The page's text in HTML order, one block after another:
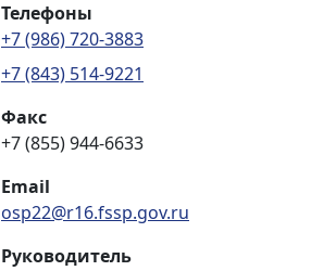
Телефоны
+7 (986) 720-3883
+7 (843) 514-9221
Факс
+7 (855) 944-6633
Email
osp22@r16.fssp.gov.ru
Руководитель